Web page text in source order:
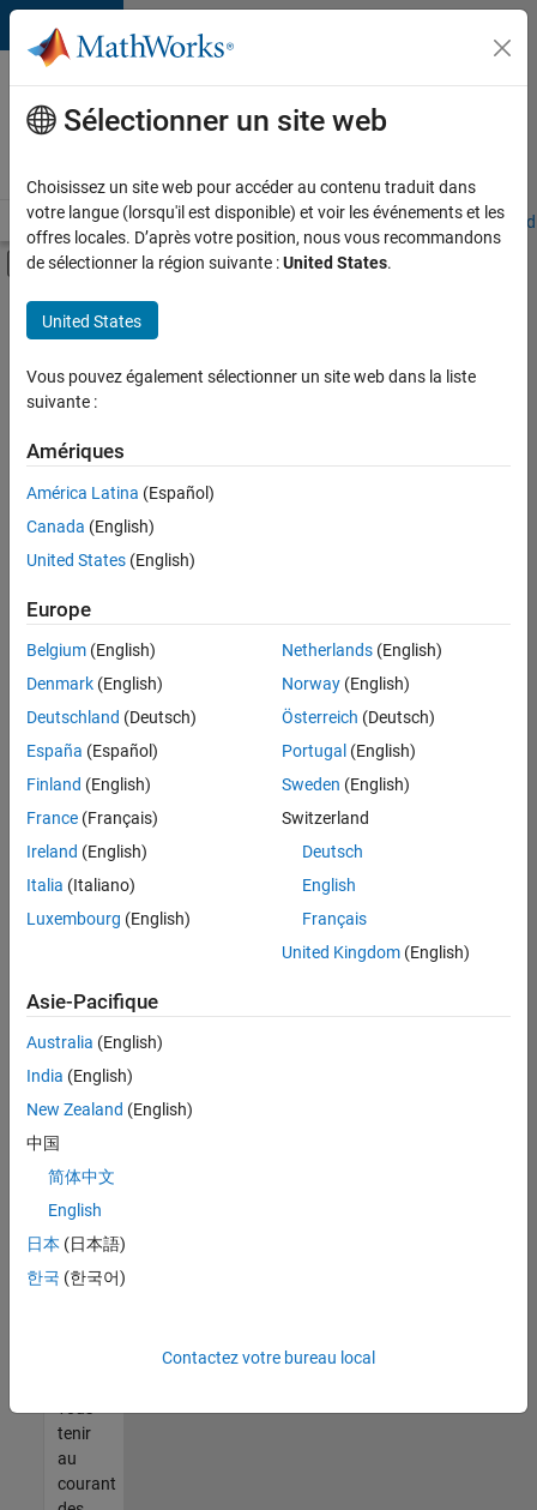
Passer au contenu
Votre
carrière
chez
Accueil Explorer nos opportunités Adresses de nos bureaux
Activer/désactiver l'affichage du menu
Contenu principal
FILTRER PAR
Communication marketing
Actuellement,
aucune
offre
d'emploi
disponible
correspondant
à vos
de
recherche.
Vous
élargir
votre
recherche
afficher
l’ensemble
des
d'emploi.
tout
vous
trouvez
pas
d'offre
qui
corresponde
à vos
qualifications,
rejoignez
notre
vous
tenir
au
courant
Sélectionner un site web
Choisissez un site web pour accéder au contenu traduit dans
votre langue (lorsqu'il est disponible) et voir les événements et les
offres locales. D’après votre position, nous vous recommandons
de sélectionner la région suivante :United States.
United States
Vous pouvez également sélectionner un site web dans la liste
suivante :
Amériques
América Latina (Español)
Canada (English)
United States (English)
Europe
Belgium (English)
Denmark (English)
Deutschland (Deutsch)
España (Español)
Finland (English)
France (Français)
Ireland (English)
Italia (Italiano)
Luxembourg (English)
Netherlands(English)
Norway(English)
Österreich (Deutsch)
Portugal (English)
Sweden (English)
Switzerland
Deutsch
English
Français
United Kingdom(English)
Asie-Pacifique
Australia (English)
India (English)
New Zealand (English)
中国
简体中文
English
日本 (日本語)
한국 (한국어)
Contactez votre bureau local